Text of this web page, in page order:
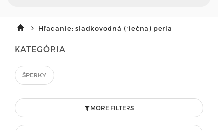
Hľadanie: sladkovodná (riečna) perla
KATEGÓRIA
ŠPERKY
MORE FILTERS